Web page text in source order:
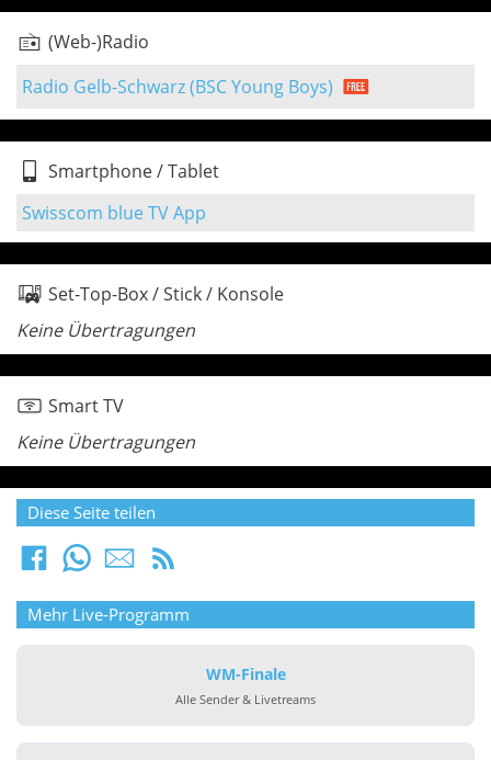
(Web-)Radio
Radio Gelb-Schwarz (BSC Young Boys)
Smartphone / Tablet
Swisscom blue TV App
Set-Top-Box / Stick / Konsole
Keine Übertragungen
Smart TV
Keine Übertragungen
Diese Seite teilen
Mehr Live-Programm
WM-Finale
Alle Sender & Livetreams